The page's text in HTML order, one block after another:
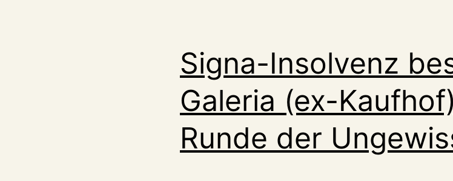
sie
auch?
Signa-Insolvenz
Galeria (ex-
Runde der